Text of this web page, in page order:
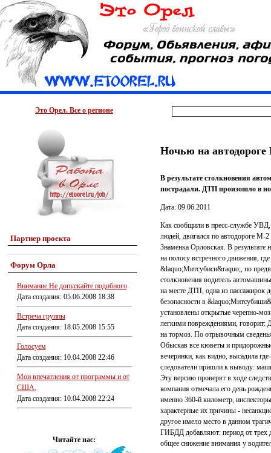
Это Орел. Все о регионе
Партнер проекта
Форум Орла
Внимание Не допускайте подобного
Дата создания: 05.06.2008 18:38
Встреча группы
Дата создания: 18.05.2008 15:55
Голосуем
Дата создания: 10.04.2008 22:46
Мои впечатления от программы и от
США.
Дата создания: 10.04.2008 22:24
Читайте нас:
Ночью на
В результате столкновения
пострадали. ДТП произошло в
Дата: 09.06.2011
Как сообщили в пресс-службе
людей, двигался по автодороге М-
Знаменка Орловская. В
на полосу встречного движения,
&laquo;Митсубиси&raquo;, по
столкновения водитель
на месте ДТП, одна из пассажирок
безопасности в
установлены открытые черепно-
легкими повреждениями, говорит:
на тормоз. По отрывочным
Обыскав все кюветы и
вечеринки, как видно, высадила
следователи пришли к выводу:
Эту версию проверят в ходе
компания отмечала его день
именно 360-й километр,
характерные их причины -
другое имело место в данном
ГИБДД добавляют: период от трех
общее снижение внимания у